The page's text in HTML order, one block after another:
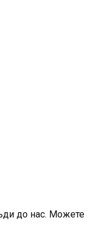
до нас. Можете